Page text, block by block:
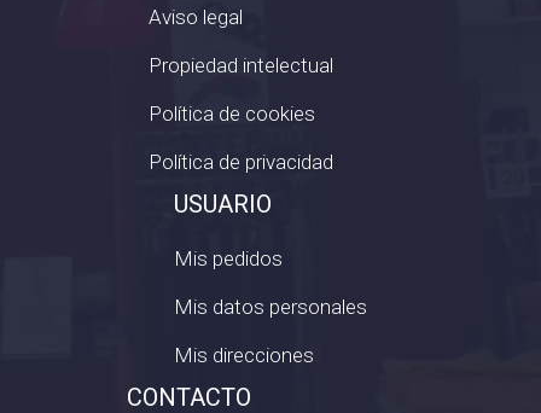
Aviso legal
Propiedad intelectual
Política de cookies
Política de privacidad
USUARIO
Mis pedidos
Mis datos personales
Mis direcciones
CONTACTO